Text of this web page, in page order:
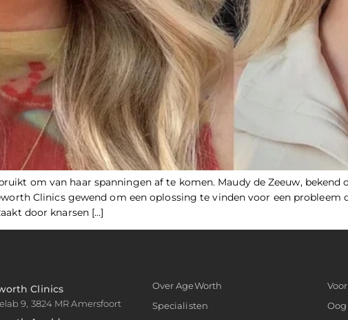
om van haar spanningen af te komen. Maudy de Zeeuw,
Clinics gewend om een oplossing te vinden voor een probleem
door knarsen […]
Clinics
9, 3824 MR Amersfoort
Over AgeWorth
Specialisten